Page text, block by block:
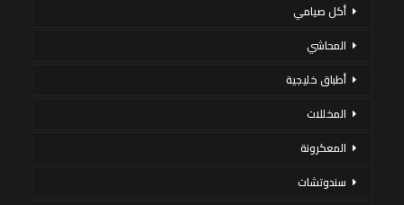
أكل صيامي
المحاشي
أطباق خليجية
المخللات
المعكرونة
سندوتشات